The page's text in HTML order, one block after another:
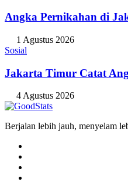
Angka Pernikahan di
1 Agustus 2026
Sosial
Jakarta Timur Catat
4 Agustus 2026
Berjalan lebih jauh, menyelam